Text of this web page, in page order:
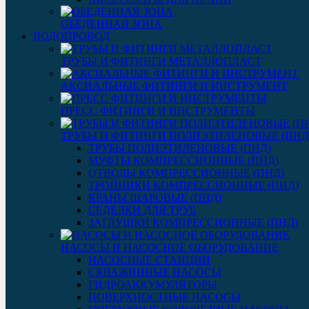
ОБЕДЕННАЯ ЗОНА
ВОДОПРОВОД
ТРУБЫ И ФИТИНГИ МЕТАЛЛОПЛАСТ
АКСИАЛЬНЫЕ ФИТИНГИ И ИНСТРУМЕНТ
ПРЕСС ФИТИНГИ И ИНСТРУМЕНТЫ
ТРУБЫ И ФИТИНГИ ПОЛИЭТИЛЕНОВЫЕ
ТРУБЫ ПОЛИЭТИЛЕНОВЫЕ (ПНД)
МУФТЫ КОМПРЕССИОННЫЕ (ПНД)
ОТВОДЫ КОМПРЕССИОННЫЕ (ПНД)
ТРОЙНИКИ КОМПРЕССИОННЫЕ (ПНД)
КРАНЫ ШАРОВЫЕ (ПНД)
СЕДЕЛКИ ДЛЯ ТРУБ
ЗАГЛУШКИ КОМПРЕССИОННЫЕ (ПНД)
НАСОСЫ И НАСОСНОЕ ОБОРУДОВАНИЕ
НАСОСНЫЕ СТАНЦИИ
СКВАЖИННЫЕ НАСОСЫ
ГИДРОАККУМУЛЯТОРЫ
ПОВЕРХНОСТНЫЕ НАСОСЫ